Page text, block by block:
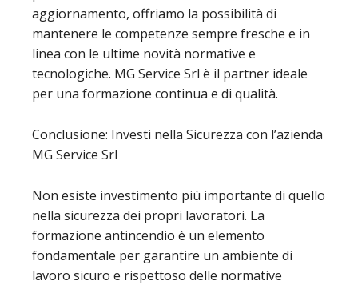
aggiornamento, offriamo la possibilità di
mantenere le competenze sempre fresche e in
linea con le ultime novità normative e
tecnologiche. MG Service Srl è il partner ideale
per una formazione continua e di qualità.
Conclusione: Investi nella Sicurezza con l’azienda
MG Service Srl
Non esiste investimento più importante di quello
nella sicurezza dei propri lavoratori. La
formazione antincendio è un elemento
fondamentale per garantire un ambiente di
lavoro sicuro e rispettoso delle normative